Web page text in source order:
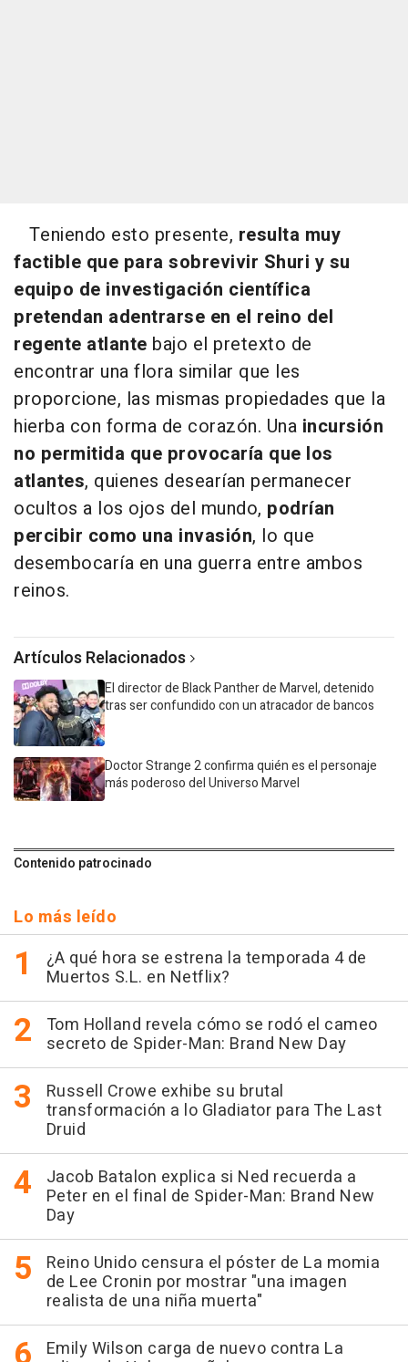
Teniendo esto presente, resulta muy
factible que para sobrevivir Shuri y su
equipo de investigación científica
pretendan adentrarse en el reino del
regente atlante bajo el pretexto de
encontrar una flora similar que les
proporcione, las mismas propiedades que la
hierba con forma de corazón. Una incursión
no permitida que provocaría que los
atlantes, quienes desearían permanecer
ocultos a los ojos del mundo, podrían
percibir como una invasión, lo que
desembocaría en una guerra entre ambos
reinos.
Artículos Relacionados
El director de Black Panther de Marvel, detenido
tras ser confundido con un atracador de bancos
Doctor Strange 2 confirma quién es el personaje
más poderoso del Universo Marvel
Contenido patrocinado
Lo más leído
¿A qué hora se estrena la temporada 4 de
Muertos S.L. en Netflix?
Tom Holland revela cómo se rodó el cameo
secreto de Spider-Man: Brand New Day
Russell Crowe exhibe su brutal
transformación a lo Gladiator para The Last
Druid
Jacob Batalon explica si Ned recuerda a
Peter en el final de Spider-Man: Brand New
Day
Reino Unido censura el póster de La momia
de Lee Cronin por mostrar "una imagen
realista de una niña muerta"
Emily Wilson carga de nuevo contra La